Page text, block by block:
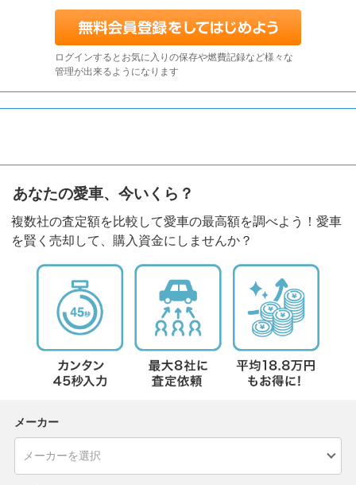
ログインするとお気に入りの保存や燃費記録など様々な
管理が出来るようになります
あなたの愛車、今いくら？
複数社の査定額を比較して愛車の最高額を調べよう！愛車
を賢く売却して、購入資金にしませんか？
メーカー